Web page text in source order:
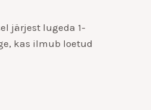
järjest lugeda 1-
kas ilmub loetud